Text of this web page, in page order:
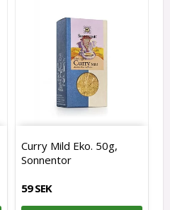
Curry Mild Eko. 50g,
Sonnentor
59 SEK